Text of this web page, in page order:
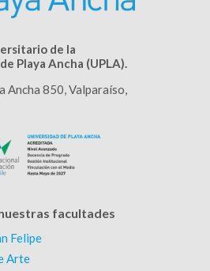
de la
Playa Ancha (UPLA).
Ancha 850, Valparaíso,
facultades
Felipe
Arte